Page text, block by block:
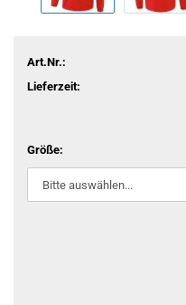
Art.Nr.:
Lieferzeit:
Größe: